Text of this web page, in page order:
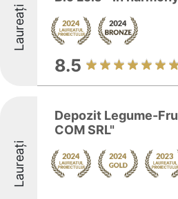
Laureați
8.5
Laureați
Depozit Legume-
COM SRL"